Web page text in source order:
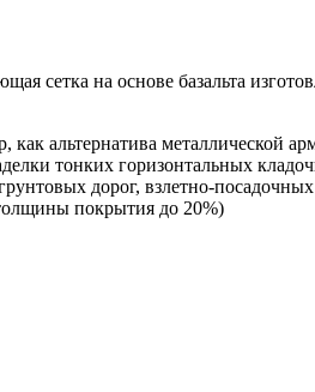
сетка на основе базальта
как альтернатива
тонких горизонтальных
дорог, взлетно-
покрытия до 20%)